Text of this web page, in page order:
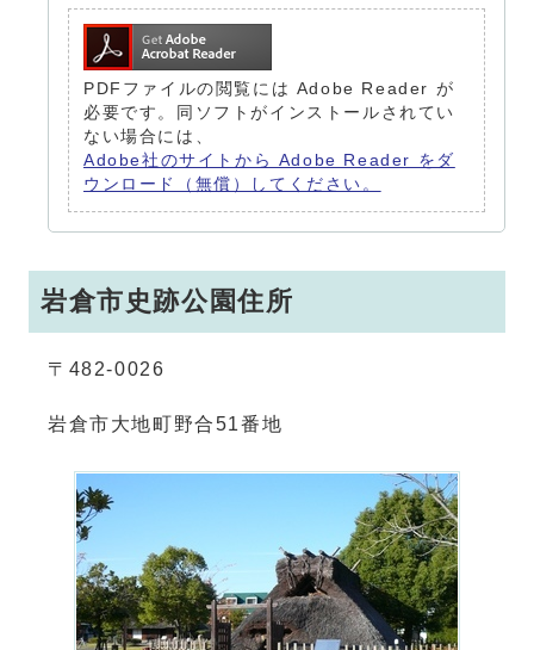
PDFファイルの閲覧には Adobe Reader が
必要です。同ソフトがインストールされてい
ない場合には、
Adobe社のサイトから Adobe Reader をダ
ウンロード（無償）してください。
岩倉市史跡公園住所
〒482-0026
岩倉市大地町野合51番地